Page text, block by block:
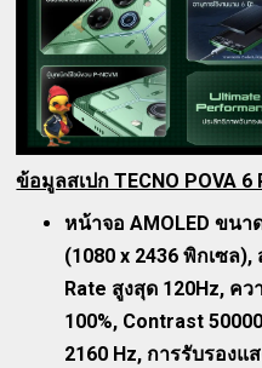
ข้อมูลสเปก TECNO POVA 6
หน้าจอ AMOLED ขนา
(1080 x 2436 พิกเซล
Rate สูงสุด 120Hz, ค
100%, Contrast
2160 Hz, การรับรองแ